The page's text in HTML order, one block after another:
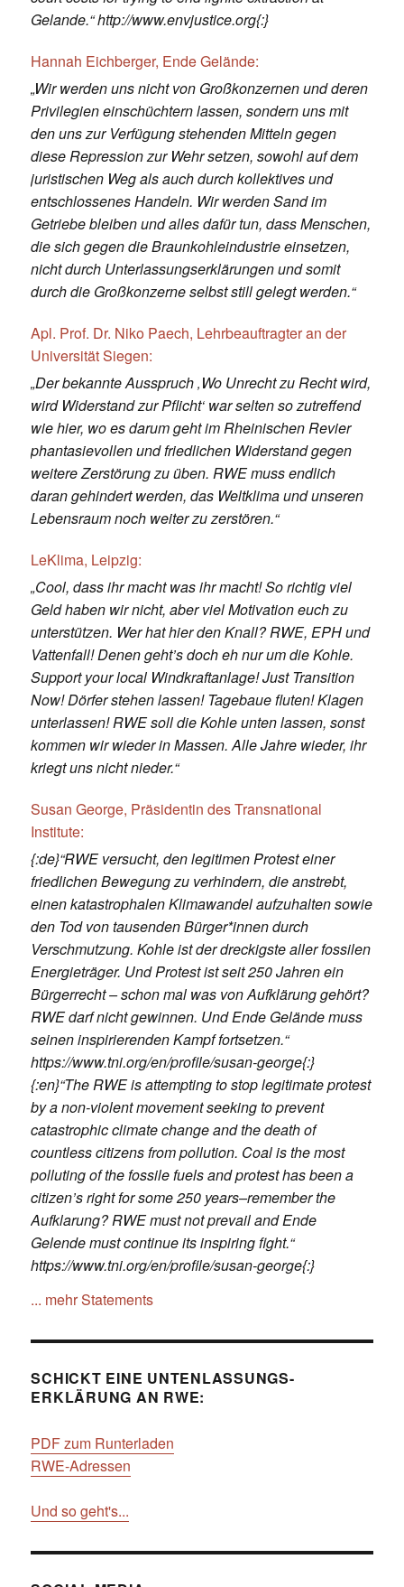
Gelande.“ http://www.envjustice.org{:}
Hannah Eichberger, Ende Gelände:
„Wir werden uns nicht von Großkonzernen und deren
Privilegien einschüchtern lassen, sondern uns mit
den uns zur Verfügung stehenden Mitteln gegen
diese Repression zur Wehr setzen, sowohl auf dem
juristischen Weg als auch durch kollektives und
entschlossenes Handeln. Wir werden Sand im
Getriebe bleiben und alles dafür tun, dass Menschen,
die sich gegen die Braunkohleindustrie einsetzen,
nicht durch Unterlassungserklärungen und somit
durch die Großkonzerne selbst still gelegt werden.“
Apl. Prof. Dr. Niko Paech, Lehrbeauftragter an der
Universität Siegen:
„Der bekannte Ausspruch ‚Wo Unrecht zu Recht wird,
wird Widerstand zur Pflicht‘ war selten so zutreffend
wie hier, wo es darum geht im Rheinischen Revier
phantasievollen und friedlichen Widerstand gegen
weitere Zerstörung zu üben. RWE muss endlich
daran gehindert werden, das Weltklima und unseren
Lebensraum noch weiter zu zerstören.“
LeKlima, Leipzig:
„Cool, dass ihr macht was ihr macht! So richtig viel
Geld haben wir nicht, aber viel Motivation euch zu
unterstützen. Wer hat hier den Knall? RWE, EPH und
Vattenfall! Denen geht’s doch eh nur um die Kohle.
Support your local Windkraftanlage! Just Transition
Now! Dörfer stehen lassen! Tagebaue fluten! Klagen
unterlassen! RWE soll die Kohle unten lassen, sonst
kommen wir wieder in Massen. Alle Jahre wieder, ihr
kriegt uns nicht nieder.“
Susan George, Präsidentin des Transnational
Institute:
{:de}“RWE versucht, den legitimen Protest einer
friedlichen Bewegung zu verhindern, die anstrebt,
einen katastrophalen Klimawandel aufzuhalten sowie
den Tod von tausenden Bürger*innen durch
Verschmutzung. Kohle ist der dreckigste aller fossilen
Energieträger. Und Protest ist seit 250 Jahren ein
Bürgerrecht – schon mal was von Aufklärung gehört?
RWE darf nicht gewinnen. Und Ende Gelände muss
seinen inspirierenden Kampf fortsetzen.“
https://www.tni.org/en/profile/susan-george{:}
{:en}“The RWE is attempting to stop legitimate protest
by a non-violent movement seeking to prevent
catastrophic climate change and the death of
countless citizens from pollution. Coal is the most
polluting of the fossile fuels and protest has been a
citizen’s right for some 250 years–remember the
Aufklarung? RWE must not prevail and Ende
Gelende must continue its inspiring fight.“
https://www.tni.org/en/profile/susan-george{:}
... mehr Statements
SCHICKT EINE UNTENLASSUNGS-
ERKLÄRUNG AN RWE:
PDF zum Runterladen
RWE-Adressen
Und so geht's...